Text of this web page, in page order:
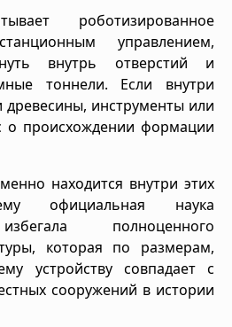
роботизированное
управлением,
внутрь отверстий и
тоннели. Если внутри
древесины, инструменты или
о происхождении формации
находится внутри этих
официальная наука
полноценного
которая по размерам,
устройству совпадает с
сооружений в истории